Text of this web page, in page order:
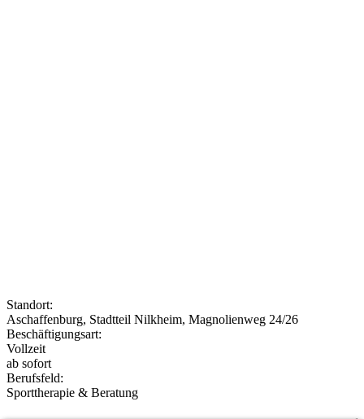
Standort:
Aschaffenburg, Stadtteil Nilkheim, Magnolienweg 24/26
Beschäftigungsart:
Vollzeit
ab sofort
Berufsfeld:
Sporttherapie & Beratung